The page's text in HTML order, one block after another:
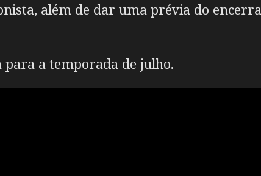
além de dar uma prévia do
a temporada de julho.